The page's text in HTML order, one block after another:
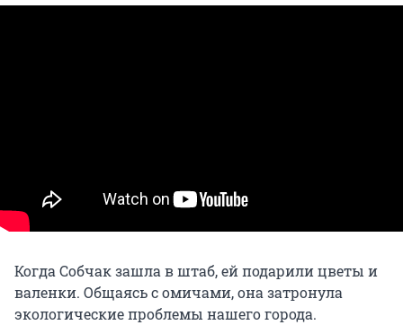
Когда Собчак зашла в штаб, ей подарили цветы и
валенки. Общаясь с омичами, она затронула
экологические проблемы нашего города.